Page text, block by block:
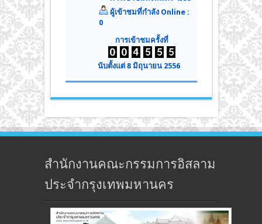
ผู้เข้าชมที่กำลัง Online :
0
การเข้าชมครั้งที่
นับตั้งแต่ 8 มิถุนายน 2556
สำนักงานคณะกรรมการอิสลาม
ประจำกรุงเทพมหานคร